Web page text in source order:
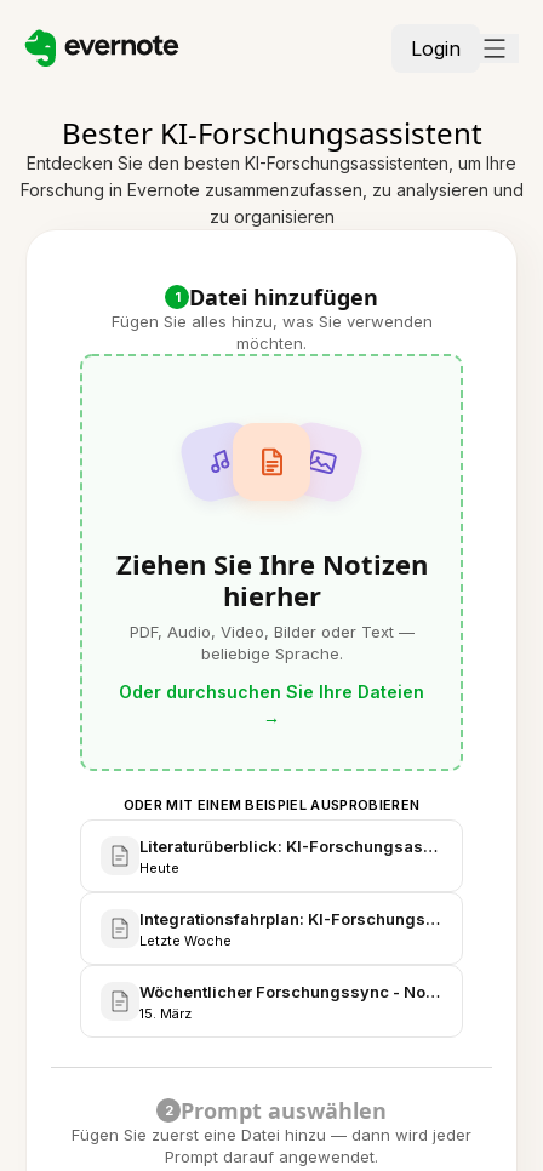
Login
Bester KI-Forschungsassistent
Entdecken Sie den besten KI-Forschungsassistenten, um Ihre
Forschung in Evernote zusammenzufassen, zu analysieren und
zu organisieren
1 Datei hinzufügen
Fügen Sie alles hinzu, was Sie verwenden
möchten.
Ziehen Sie Ihre Notizen
hierher
PDF, Audio, Video, Bilder oder Text —
beliebige Sprache.
Oder durchsuchen Sie Ihre Dateien
→
ODER MIT EINEM BEISPIEL AUSPROBIEREN
Literaturüberblick: KI-Forschungsassistenten &
Heute
Integrationsfahrplan: KI-Forschungsassistent im
Letzte Woche
Wöchentlicher Forschungssync - Notizen des AI
15. März
2 Prompt auswählen
Fügen Sie zuerst eine Datei hinzu — dann wird jeder
Prompt darauf angewendet.